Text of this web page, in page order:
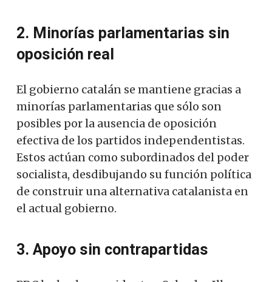
2. Minorías parlamentarias sin
oposición real
El gobierno catalán se mantiene gracias a
minorías parlamentarias que sólo son
posibles por la ausencia de oposición
efectiva de los partidos independentistas.
Estos actúan como subordinados del poder
socialista, desdibujando su función política
de construir una alternativa catalanista en
el actual gobierno.
3. Apoyo sin contrapartidas